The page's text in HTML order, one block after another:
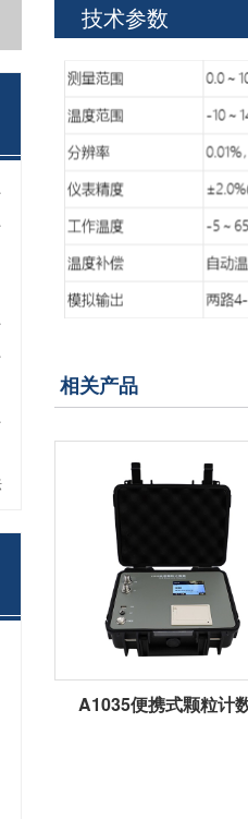
技术参数
相关产品
A1035便携式颗粒计
？
明
法
法
求